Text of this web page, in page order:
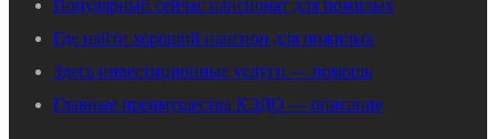
Популярный сейчас пансионат для пожилых
Где найти хороший пансион для пожилых
Здесь инвестиционные услуги — помощь
Главные преимущества КЭДО — описание